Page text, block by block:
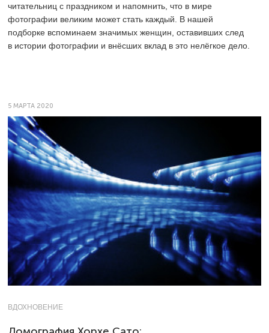
читательниц с праздником и напомнить, что в мире
фотографии великим может стать каждый. В нашей
подборке вспоминаем значимых женщин, оставивших след
в истории фотографии и внёсших вклад в это нелёгкое дело.
5 МАРТА 2020
ВДОХНОВЕНИЕ